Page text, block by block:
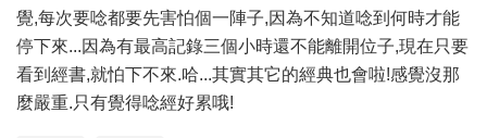
覺,每次要唸都要先害怕個一陣子,因為不知道唸到何時才能
停下來...因為有最高記錄三個小時還不能離開位子,現在只要
看到經書,就怕下不來.哈...其實其它的經典也會啦!感覺沒那
麼嚴重.只有覺得唸經好累哦!